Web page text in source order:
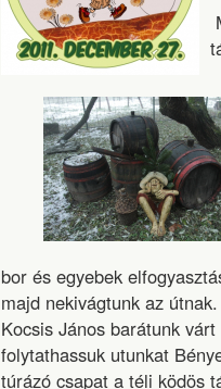
bor és egyebek
majd nekivágtunk az
Kocsis János barátunk
folytathassuk utunkat
túrázó csapat a téli ködös